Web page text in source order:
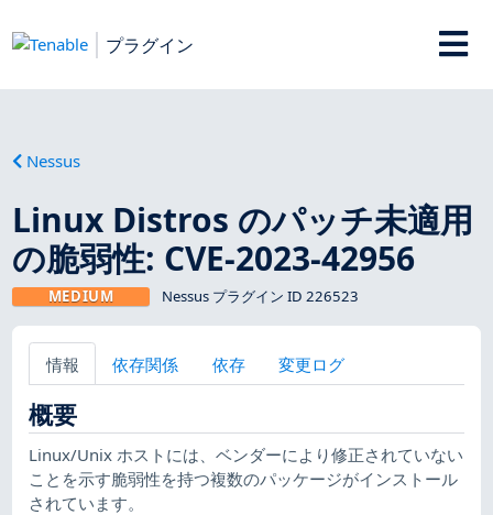
プラグイン
Nessus
Linux Distros のパッチ未適用
の脆弱性: CVE-2023-42956
MEDIUM Nessus プラグイン ID 226523
情報 依存関係 依存 変更ログ
概要
Linux/Unix ホストには、ベンダーにより修正されていない
ことを示す脆弱性を持つ複数のパッケージがインストール
されています。